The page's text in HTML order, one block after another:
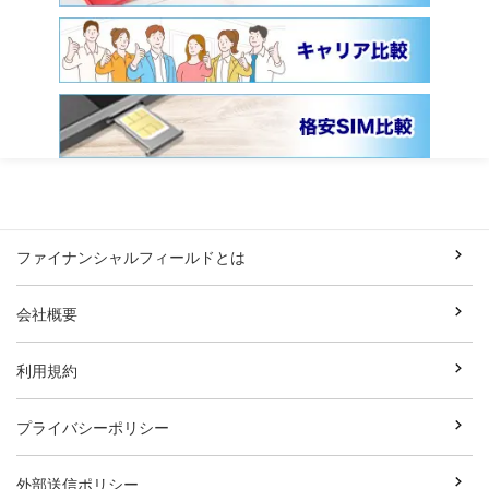
ファイナンシャルフィールドとは
会社概要
利用規約
プライバシーポリシー
外部送信ポリシー